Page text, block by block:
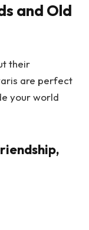
and Old
their
are perfect
your world